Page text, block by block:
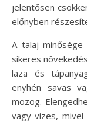
jelentősen
előnyben
A talaj minősége
sikeres
laza és
enyhén savas
mozog.
vagy vizes,